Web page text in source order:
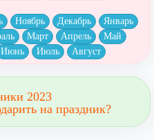
Ноябрь Декабрь
Январь
Март Апрель
Май
Июнь
Июль Август
2023
на праздник?